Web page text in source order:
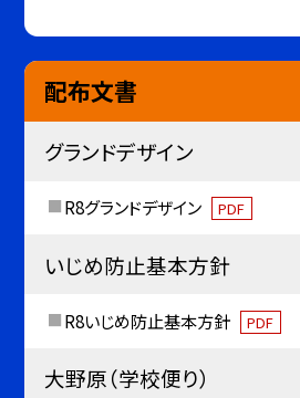
配布文書
グランドデザイン
R8グランドデザイン PDF
いじめ防止基本方針
R8いじめ防止基本方針 PDF
大野原（学校便り）